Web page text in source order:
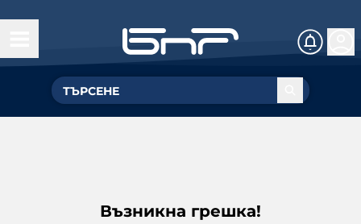
Възникна грешка!